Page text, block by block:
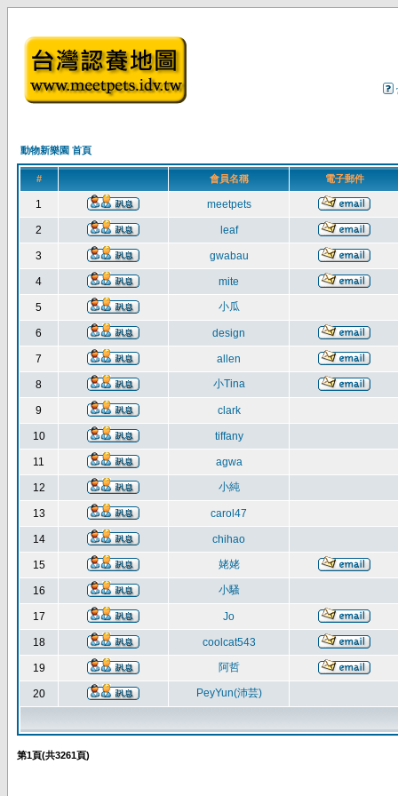
動物新樂園 首頁
# 會員名稱 電子郵件
1 meetpets
2 leaf
3 gwabau
4 mite
5 小瓜
6 design
7 allen
8 小Tina
9 clark
10 tiffany
11 agwa
12 小純
13 carol47
14 chihao
15 姥姥
16 小騷
17 Jo
18 coolcat543
19 阿哲
20 PeyYun(沛芸)
第1頁(共3261頁)